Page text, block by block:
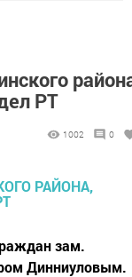
РТ
1002 0
зам.
Динниуловым.